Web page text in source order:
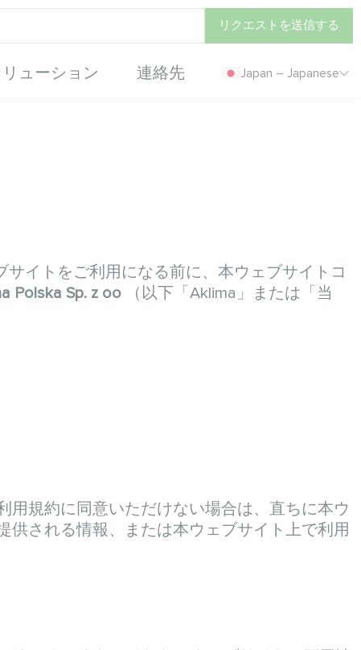
リクエストを送信する
リューション 連絡先 Japan – Japanese
イトをご利用になる前に、本ウェブサイトコ
Polska Sp. z oo （以下「Aklima」または「当
規約に同意いただけない場合は、直ちに本ウ
供される情報、または本ウェブサイト上で利用